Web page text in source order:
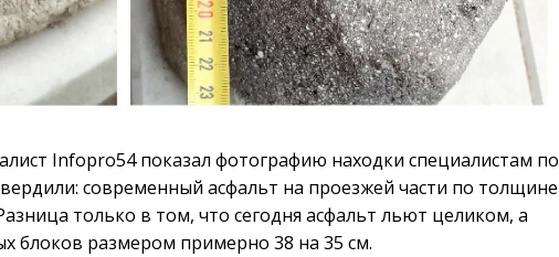
Infopro54 показал фотографию находки специалистам по
современный асфальт на проезжей части по толщине
только в том, что сегодня асфальт льют целиком, а
блоков размером примерно 38 на 35 см.